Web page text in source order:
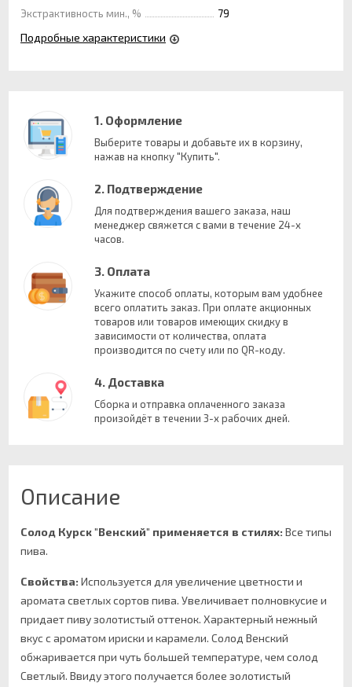
Экстрактивность мин., %
79
Подробные характеристики
1. Оформление
Выберите товары и добавьте их в корзину,
нажав на кнопку "Купить".
2. Подтверждение
Для подтверждения вашего заказа, наш
менеджер свяжется с вами в течение 24-х
часов.
3. Оплата
Укажите способ оплаты, которым вам удобнее
всего оплатить заказ. При оплате акционных
товаров или товаров имеющих скидку в
зависимости от количества, оплата
производится по счету или по QR-коду.
4. Доставка
Сборка и отправка оплаченного заказа
произойдёт в течении 3-х рабочих дней.
Описание
Солод Курск "Венский" применяется в стилях: Все типы
пива.
Свойства: Используется для увеличение цветности и
аромата светлых сортов пива. Увеличивает полновкусие и
придает пиву золотистый оттенок. Характерный нежный
вкус с ароматом ириски и карамели. Солод Венский
обжаривается при чуть большей температуре, чем солод
Светлый. Ввиду этого получается более золотистый